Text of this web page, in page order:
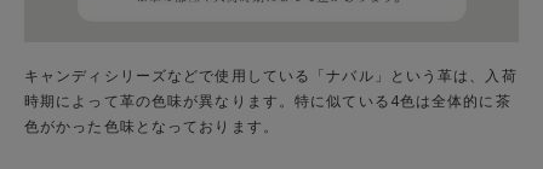
キャンディシリーズなどで使用している「ナバル」という革は、入荷
時期によって革の色味が異なります。特に似ている4色は全体的に茶
色がかった色味となっております。